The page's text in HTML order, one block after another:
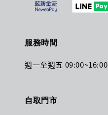
服務時間
週一至週五 09:00~16:00
自取門市